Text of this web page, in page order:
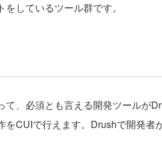
しているツール群です。
、必須とも言える開発ツールが
をCUIで行えます。Drushで開発者